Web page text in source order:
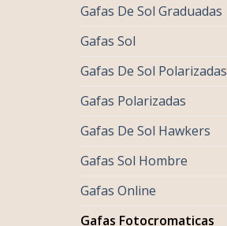
Gafas De Sol Graduadas
Gafas Sol
Gafas De Sol Polarizadas
Gafas Polarizadas
Gafas De Sol Hawkers
Gafas Sol Hombre
Gafas Online
Gafas Fotocromaticas